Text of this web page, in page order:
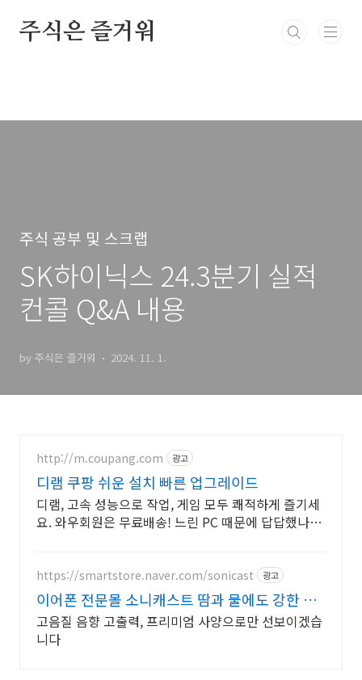
주식은 즐거워
주식 공부 및 스크랩
SK하이닉스 24.3분기 실적
컨콜 Q&A 내용
by 주식은 즐거워 2024. 11. 1.
http://m.coupang.com 광고
디램 쿠팡 쉬운 설치 빠른 업그레이드
디램, 고속 성능으로 작업, 게임 모두 쾌적하게 즐기세
요. 와우회원은 무료배송! 느린 PC 때문에 답답했나
https://smartstore.naver.com/sonicast 광고
이어폰 전문몰 소니캐스트 땀과 물에도 강한 이
어폰
고음질 음향 고출력, 프리미엄 사양으로만 선보이겠습
니다